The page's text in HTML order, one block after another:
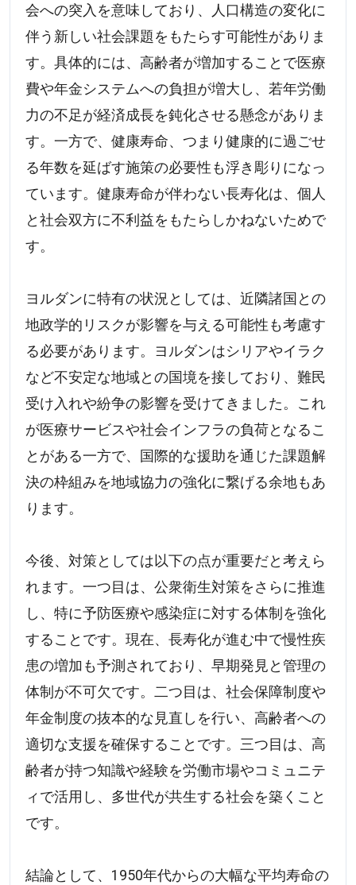
会への突入を意味しており、人口構造の変化に
伴う新しい社会課題をもたらす可能性がありま
す。具体的には、高齢者が増加することで医療
費や年金システムへの負担が増大し、若年労働
力の不足が経済成長を鈍化させる懸念がありま
す。一方で、健康寿命、つまり健康的に過ごせ
る年数を延ばす施策の必要性も浮き彫りになっ
ています。健康寿命が伴わない長寿化は、個人
と社会双方に不利益をもたらしかねないためで
す。
ヨルダンに特有の状況としては、近隣諸国との
地政学的リスクが影響を与える可能性も考慮す
る必要があります。ヨルダンはシリアやイラク
など不安定な地域との国境を接しており、難民
受け入れや紛争の影響を受けてきました。これ
が医療サービスや社会インフラの負荷となるこ
とがある一方で、国際的な援助を通じた課題解
決の枠組みを地域協力の強化に繋げる余地もあ
ります。
今後、対策としては以下の点が重要だと考えら
れます。一つ目は、公衆衛生対策をさらに推進
し、特に予防医療や感染症に対する体制を強化
することです。現在、長寿化が進む中で慢性疾
患の増加も予測されており、早期発見と管理の
体制が不可欠です。二つ目は、社会保障制度や
年金制度の抜本的な見直しを行い、高齢者への
適切な支援を確保することです。三つ目は、高
齢者が持つ知識や経験を労働市場やコミュニテ
ィで活用し、多世代が共生する社会を築くこと
です。
結論として、1950年代からの大幅な平均寿命の